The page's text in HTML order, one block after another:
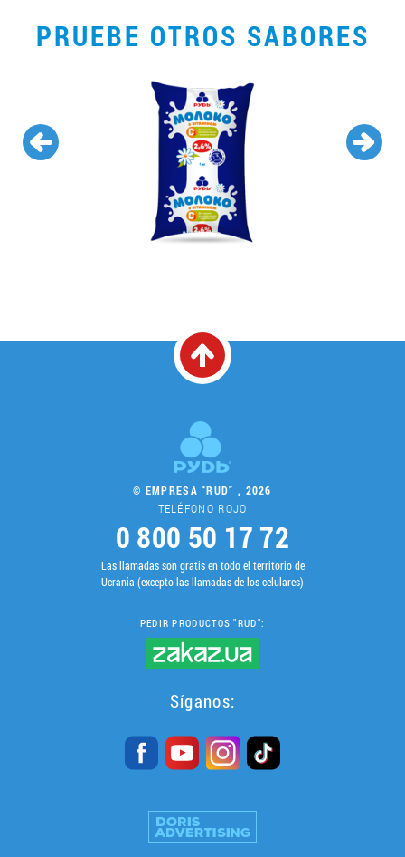
PRUEBE OTROS SABORES
© EMPRESA “RUD” , 2026
TELÉFONO ROJO
0 800 50 17 72
Las llamadas son gratis en todo el territorio de
Ucrania (excepto las llamadas de los celulares)
PEDIR PRODUCTOS "RUD":
Síganos: